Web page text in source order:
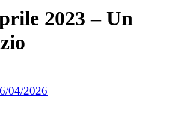
2023 – Un
04/2026